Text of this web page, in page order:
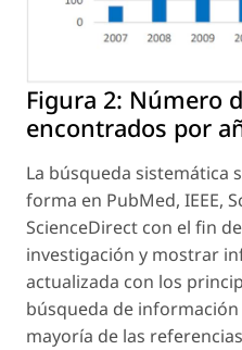
Figura 2: Número
encontrados por
La búsqueda sistemática
forma en PubMed, IEEE,
ScienceDirect con el fin
investigación y mostrar
actualizada con los
búsqueda de
mayoría de las